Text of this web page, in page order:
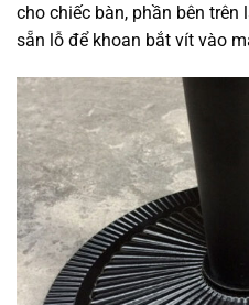
cho chiếc bàn, phần bên
sẵn lỗ để khoan bắt vít vào